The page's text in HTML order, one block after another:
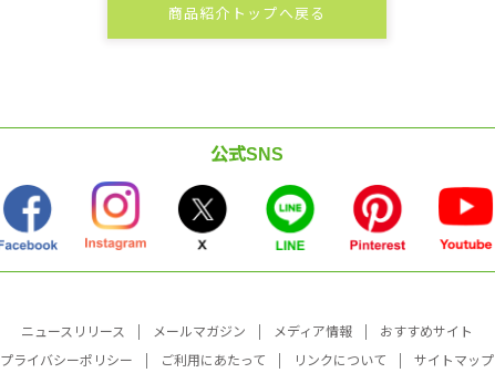
商品紹介トップへ戻る
公式SNS
ニュースリリース メールマガジン メディア情報
おすすめサイト
プライバシーポリシー
ご利用にあたって リンクについて サイトマップ